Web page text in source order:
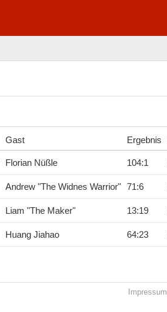
Gast Ergebnis
Florian Nüßle 104:1
Andrew "The Widnes Warrior" 71:6
Liam "The Maker" 13:19
Huang Jiahao 64:23
Impressum